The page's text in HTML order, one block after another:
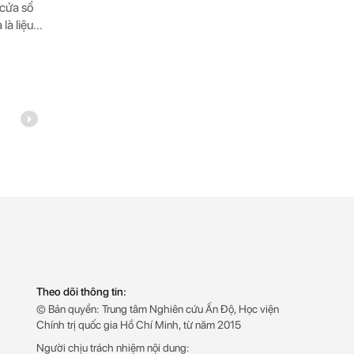
sổ
là liệu
Theo dõi thông tin:
© Bản quyền: Trung tâm Nghiên cứu Ấn Độ, Học viện
Chính trị quốc gia Hồ Chí Minh, từ năm 2015
Người chịu trách nhiệm nội dung: